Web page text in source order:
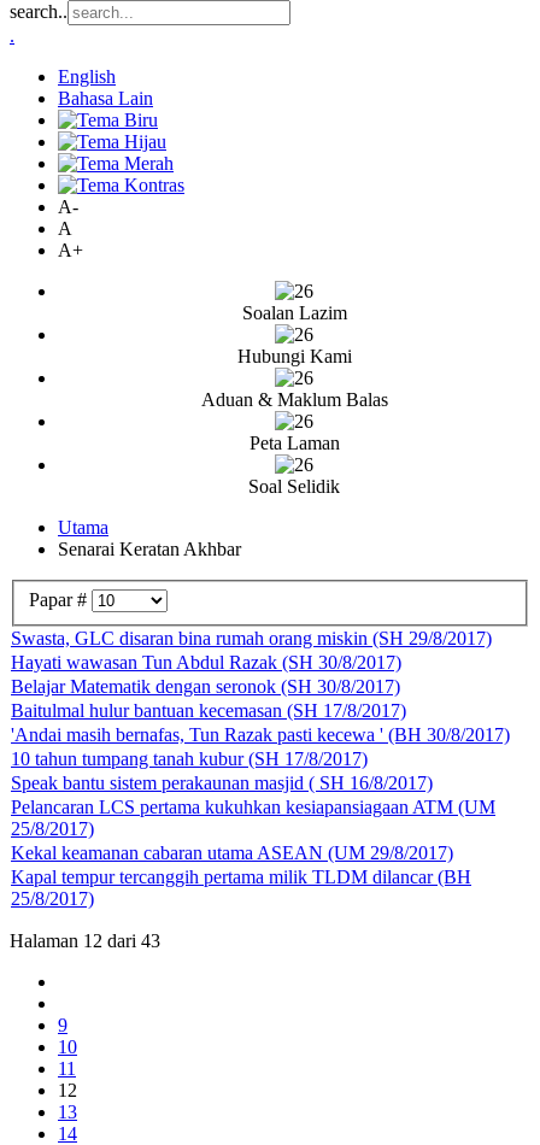
search..
.
English
Bahasa Lain
A-
A
A+
Soalan Lazim
Hubungi Kami
Aduan & Maklum Balas
Peta Laman
Soal Selidik
Utama
Senarai Keratan Akhbar
Papar #
Swasta, GLC disaran bina rumah orang miskin (SH 29/8/2017)
Hayati wawasan Tun Abdul Razak (SH 30/8/2017)
Belajar Matematik dengan seronok (SH 30/8/2017)
Baitulmal hulur bantuan kecemasan (SH 17/8/2017)
'Andai masih bernafas, Tun Razak pasti kecewa ' (BH 30/8/2017)
10 tahun tumpang tanah kubur (SH 17/8/2017)
Speak bantu sistem perakaunan masjid ( SH 16/8/2017)
Pelancaran LCS pertama kukuhkan kesiapansiagaan ATM (UM
25/8/2017)
Kekal keamanan cabaran utama ASEAN (UM 29/8/2017)
Kapal tempur tercanggih pertama milik TLDM dilancar (BH
25/8/2017)
Halaman 12 dari 43
9
10
11
12
13
14